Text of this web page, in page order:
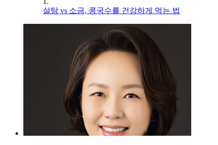
설탕 vs 소금, 콩국수를 건강하게 먹는 법